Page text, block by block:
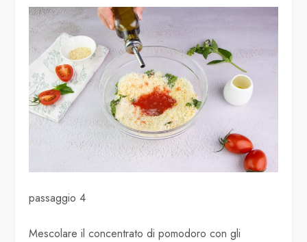
passaggio 4
Mescolare il concentrato di pomodoro con gli